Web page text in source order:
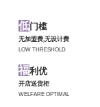
低门槛
无加盟费,无设计费
LOW THRESHOLD
福利优
开店送货柜
WELFARE OPTIMAL